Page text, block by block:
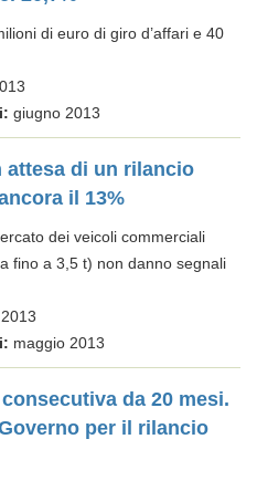
di euro di giro d’affari e 40
giugno 2013
attesa di un rilancio
il 13%
dei veicoli commerciali
fino a 3,5 t) non danno segnali
maggio 2013
da 20 mesi.
per il rilancio